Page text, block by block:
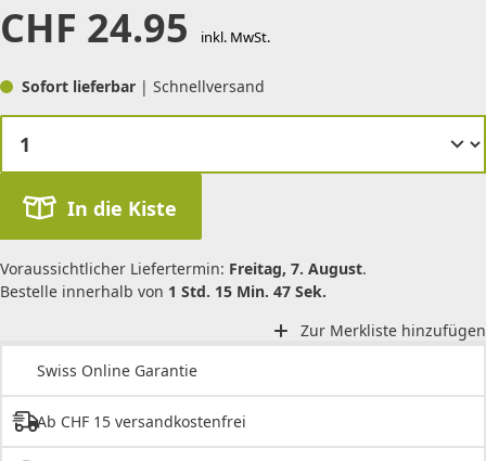
CHF 24.95 inkl. MwSt.
Sofort lieferbar | Schnellversand
In die Kiste
Voraussichtlicher Liefertermin: Freitag, 7. August.
Bestelle innerhalb von 1 Std. 15 Min. 47 Sek.
Zur Merkliste hinzufügen
Swiss Online Garantie
Ab CHF 15 versandkostenfrei